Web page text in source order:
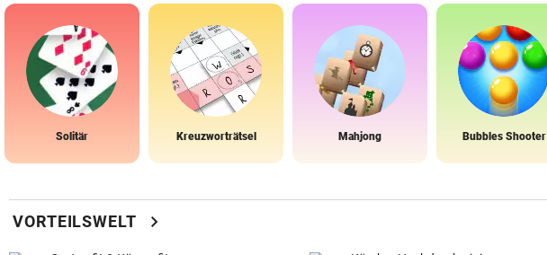
Solitär Kreuzworträtsel Mahjong Bubbles Shooter
VORTEILSWELT chevron_right